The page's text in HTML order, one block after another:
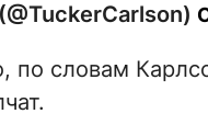
по словам